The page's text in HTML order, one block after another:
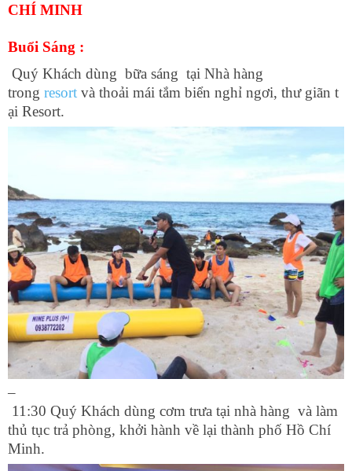
CHÍ MINH
Buổi Sáng :
Quý Khách dùng bữa sáng tại Nhà hàng
trong resort và thoải mái tắm biển nghỉ ngơi, thư giãn t
ại Resort.
–
11:30 Quý Khách dùng cơm trưa tại nhà hàng và làm
thủ tục trả phòng, khởi hành về lại thành phố Hồ Chí
Minh.